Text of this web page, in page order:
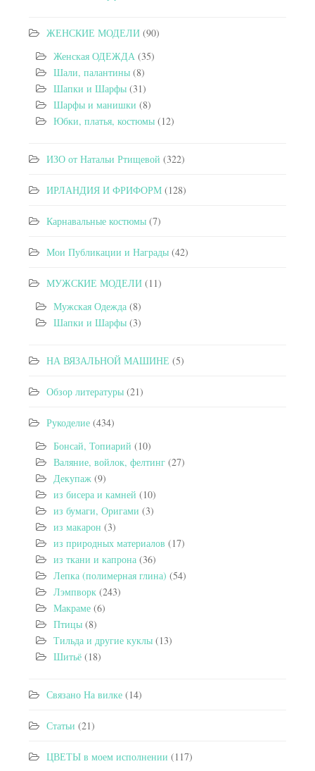
ЖЕНСКИЕ МОДЕЛИ (90)
Женская ОДЕЖДА (35)
Шали, палантины (8)
Шапки и Шарфы (31)
Шарфы и манишки (8)
Юбки, платья, костюмы (12)
ИЗО от Натальи Ртищевой (322)
ИРЛАНДИЯ И ФРИФОРМ (128)
Карнавальные костюмы (7)
Мои Публикации и Награды (42)
МУЖСКИЕ МОДЕЛИ (11)
Мужская Одежда (8)
Шапки и Шарфы (3)
НА ВЯЗАЛЬНОЙ МАШИНЕ (5)
Обзор литературы (21)
Рукоделие (434)
Бонсай, Топиарий (10)
Валяние, войлок, фелтинг (27)
Декупаж (9)
из бисера и камней (10)
из бумаги, Оригами (3)
из макарон (3)
из природных материалов (17)
из ткани и капрона (36)
Лепка (полимерная глина) (54)
Лэмпворк (243)
Макраме (6)
Птицы (8)
Тильда и другие куклы (13)
Шитьё (18)
Связано На вилке (14)
Статьи (21)
ЦВЕТЫ в моем исполнении (117)